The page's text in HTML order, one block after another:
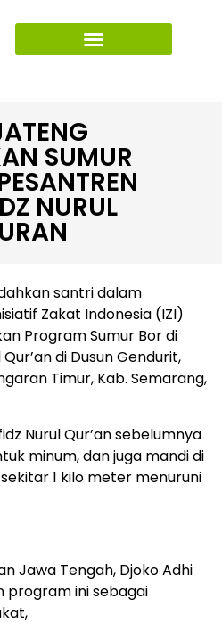
SUMUR
NURUL
santri dalam
Zakat Indonesia (IZI)
Program Sumur Bor di
di Dusun Gendurit,
Timur, Kab. Semarang,
Nurul Qur’an sebelumnya
minum, dan juga mandi di
1 kilo meter menuruni
Jawa Tengah, Djoko Adhi
program ini sebagai